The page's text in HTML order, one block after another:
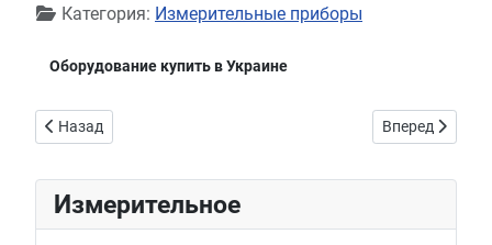
Измерительное
Категория: Измерительные приборы
Оборудование купить в Украине
Предыдущий: Прибор А-80
Назад Следующий:
Вперед